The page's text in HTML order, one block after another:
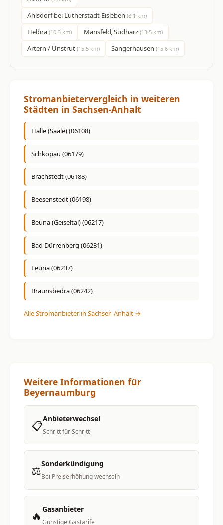
Ahlsdorf bei Lutherstadt Eisleben (8.1 km)
Helbra (10.3 km) Mansfeld, Südharz (13.5 km)
Artern / Unstrut (15.5 km) Sangerhausen (15.6 km)
Stromanbietervergleich in weiteren
Städten in Sachsen-Anhalt
Halle (Saale) (06108)
Schkopau (06179)
Brachstedt (06188)
Beesenstedt (06198)
Beuna (Geiseltal) (06217)
Bad Dürrenberg (06231)
Leuna (06237)
Braunsbedra (06242)
Alle Stromanbieter in Sachsen-Anhalt →
Weitere Informationen für
Beyernaumburg
📋Anbieterwechsel
Schritt für Schritt
⚖️Sonderkündigung
Bei Preiserhöhung wechseln
🔥 Gasanbieter
Günstige Gastarife